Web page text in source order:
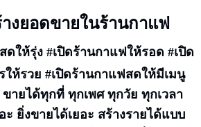
งยอดขายในร้านกาแฟ
ดให้รุ่ง #เปิดร้านกาแฟให้รอด #เปิด
ให้รวย #เปิดร้านกาแฟสดให้มีเมนู
ายได้ทุกที่ ทุกเพศ ทุกวัย ทุกเวลา
ะ ยิ่งขายได้เยอะ สร้างรายได้แบบ